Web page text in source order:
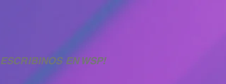
ESCRIBINOS EN WSP!